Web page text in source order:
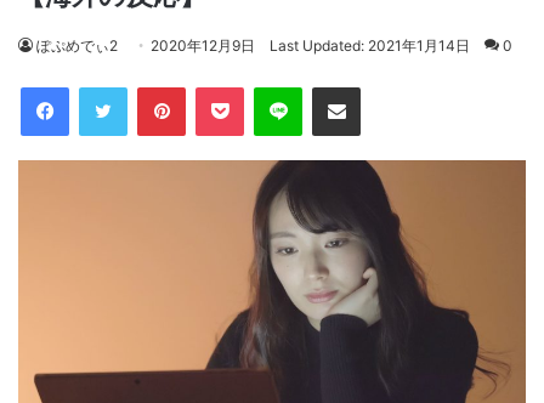
ぽぷめでぃ2 2020年12月9日 Last Updated: 2021年1月14日 0
FacebookTwitter PinterestPocket Line Share via Email